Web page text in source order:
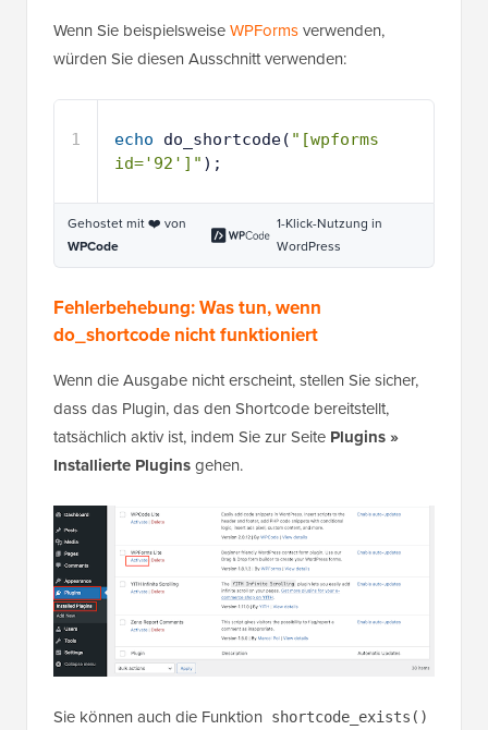
Wenn Sie beispielsweiseWPFormsverwenden,
würden Sie diesen Ausschnitt verwenden:
1 echo do_shortcode( "[wpforms
id='92']" );
Gehostet mit ❤️ von
WPCode
1-Klick-Nutzung in
WordPress
Fehlerbehebung: Was tun, wenn
do_shortcode nicht funktioniert
Wenn die Ausgabe nicht erscheint, stellen Sie sicher,
dass das Plugin, das den Shortcode bereitstellt,
tatsächlich aktiv ist, indem Sie zur Seite Plugins »
Installierte Pluginsgehen.
Sie können auch die Funktion shortcode_exists()